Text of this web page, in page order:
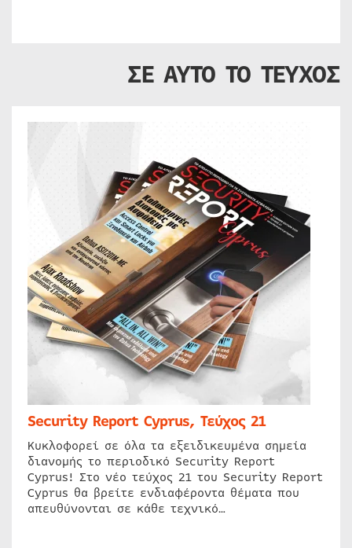
ΣΕ ΑΥΤΟ ΤΟ ΤΕΥΧΟΣ
Security Report Cyprus, Τεύχος 21
Κυκλοφορεί σε όλα τα εξειδικευμένα σημεία
διανομής το περιοδικό Security Report
Cyprus! Στο νέο τεύχος 21 του Security Report
Cyprus θα βρείτε ενδιαφέροντα θέματα που
απευθύνονται σε κάθε τεχνικό…